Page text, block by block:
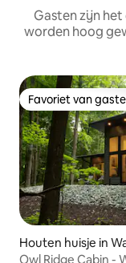
Gasten zijn
worden hoog
Favoriet van
Favoriet van
Houten huisje in
Owl Ridge Cabin -